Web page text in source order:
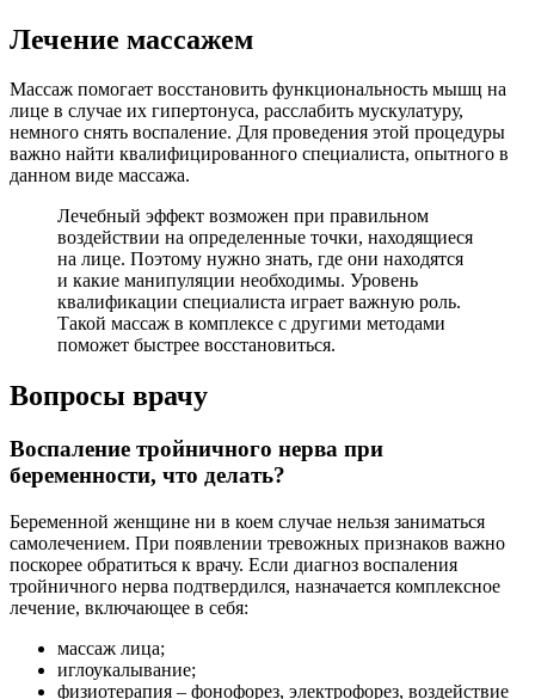
Лечение массажем
Массаж помогает восстановить функциональность мышц на
лице в случае их гипертонуса, расслабить мускулатуру,
немного снять воспаление. Для проведения этой процедуры
важно найти квалифицированного специалиста, опытного в
данном виде массажа.
Лечебный эффект возможен при правильном
воздействии на определенные точки, находящиеся
на лице. Поэтому нужно знать, где они находятся
и какие манипуляции необходимы. Уровень
квалификации специалиста играет важную роль.
Такой массаж в комплексе с другими методами
поможет быстрее восстановиться.
Вопросы врачу
Воспаление тройничного нерва при
беременности, что делать?
Беременной женщине ни в коем случае нельзя заниматься
самолечением. При появлении тревожных признаков важно
поскорее обратиться к врачу. Если диагноз воспаления
тройничного нерва подтвердился, назначается комплексное
лечение, включающее в себя:
массаж лица;
иглоукалывание;
физиотерапия – фонофорез, электрофорез, воздействие